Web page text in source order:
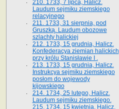
210. 1733, 7 lipca, Halicz.
Laudum sejmiku ziemskiego
relacyjnego
211. 1733, 31 sierpnia, pod
Gruszką. Laudum obozowe
szlachty halickiej
212. 1733, 15 grudnia, Halicz.
Konfederacya ziemian halickich
przy królu Stanisławie I .
213. 1733, 15 grudnia, Halicz.
Instrukcya sejmiku ziemskiego
posłom do wojewody
kijowskiego
214. 1734, 25 lutego, Halicz.
Laudum sejmiku ziemskiego.
215. 1734, 15 kwietnia, Halicz.